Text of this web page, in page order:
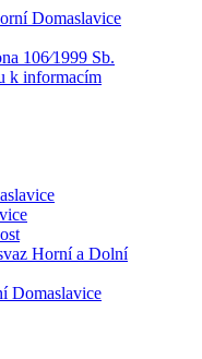
Domaslavice
106⁄1999 Sb.
k informacím
Horní a Dolní
Domaslavice